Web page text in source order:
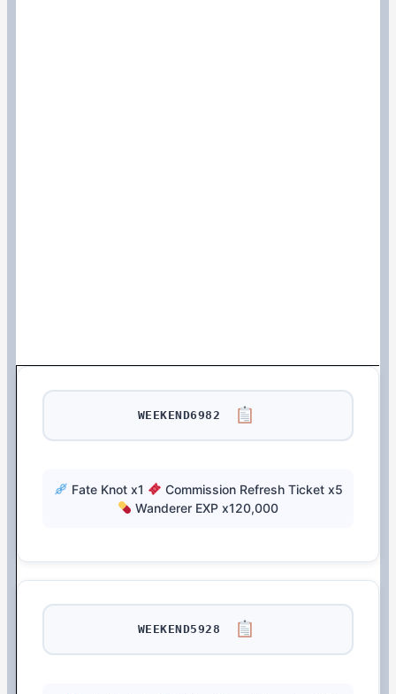
WEEKEND6982
Fate Knot x1
Commission Refresh Ticket x5
Wanderer EXP x120,000
WEEKEND5928